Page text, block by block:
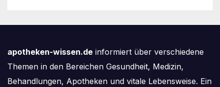
apotheken-wissen.de informiert über verschiedene
Themen in den Bereichen Gesundheit, Medizin,
Behandlungen, Apotheken und vitale Lebensweise. Ein